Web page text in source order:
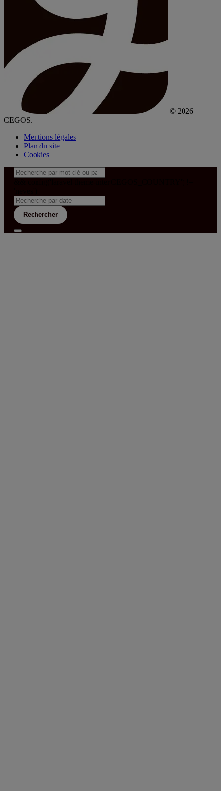
© 2026
CEGOS.
Mentions légales
Plan du site
Cookies
Rechercher